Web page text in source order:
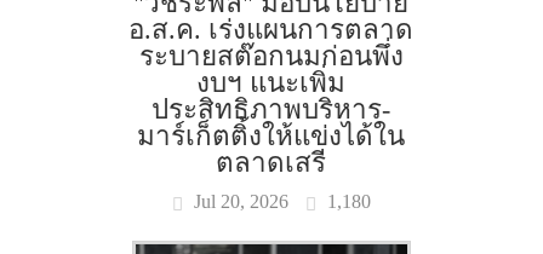
อ.ส.ค. เร่งแผนการตลาด
ระบายสต๊อกนมก่อนพึ่ง
งบฯ แนะเพิ่ม
ประสิทธิภาพบริหาร-
มาร์เก็ตติ้งให้แข่งได้ใน
ตลาดเสรี
Jul 20, 2026 1,180